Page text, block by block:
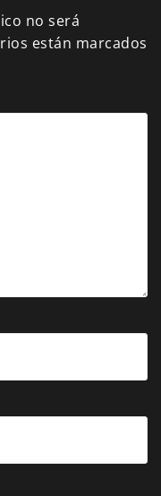
no será
están marcados